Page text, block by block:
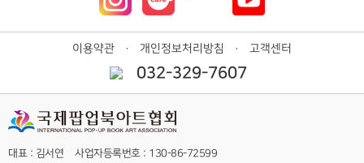
이용약관 ㆍ 개인정보처리방침 ㆍ 고객센터
032-329-7607
대표 : 김서연 사업자등록번호 : 130-86-72599